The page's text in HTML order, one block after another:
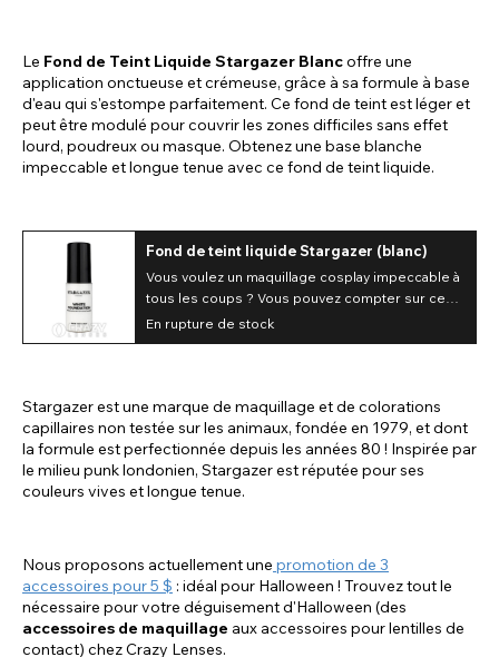
Le Fond de Teint Liquide Stargazer Blancoffre une
application onctueuse et crémeuse, grâce à sa formule à base
d'eau qui s'estompe parfaitement. Ce fond de teint est léger et
peut être modulé pour couvrir les zones difficiles sans effet
lourd, poudreux ou masque. Obtenez une base blanche
impeccable et longue tenue avec ce fond de teint liquide.
Fond de teint liquide Stargazer (blanc)
Vous voulez un maquillage cosplay impeccable à
tous les coups ? Vous pouvez compter sur ce
fond de teint liquide blanc.
En rupture de stock
Stargazer est une marque de maquillage et de colorations
capillaires non testée sur les animaux, fondée en 1979, et dont
la formule est perfectionnée depuis les années 80 ! Inspirée par
le milieu punk londonien, Stargazer est réputée pour ses
couleurs vives et longue tenue.
Nous proposons actuellement une promotion de 3
accessoires pour 5 $ : idéal pour Halloween ! Trouvez tout le
nécessaire pour votre déguisement d'Halloween (des
accessoires de maquillage aux accessoires pour lentilles de
contact) chez Crazy Lenses.